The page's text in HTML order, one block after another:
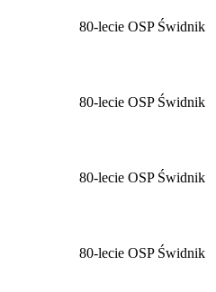
80-lecie OSP Świdnik
80-lecie OSP Świdnik
80-lecie OSP Świdnik
80-lecie OSP Świdnik